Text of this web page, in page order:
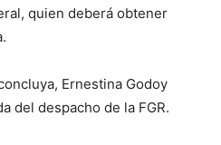
quien deberá obtener
Ernestina Godoy
del despacho de la FGR.